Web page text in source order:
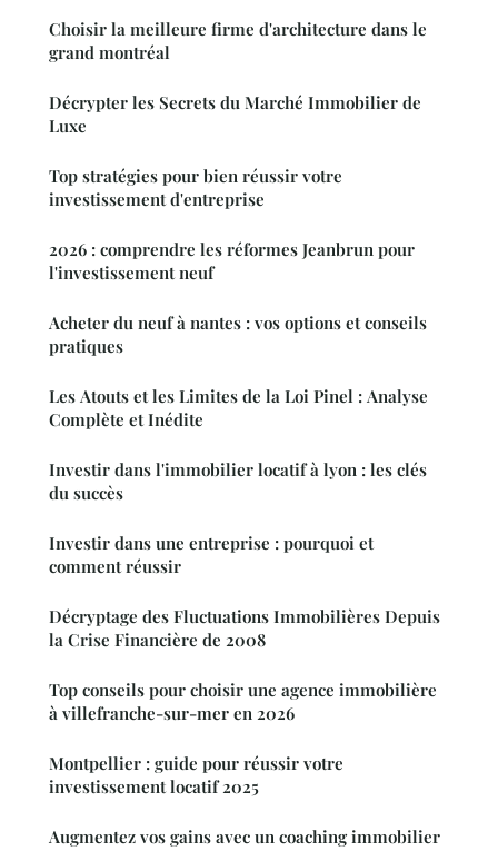
Choisir la meilleure firme d'architecture dans le
grand montréal
Décrypter les Secrets du Marché Immobilier de
Luxe
Top stratégies pour bien réussir votre
investissement d'entreprise
2026 : comprendre les réformes Jeanbrun pour
l'investissement neuf
Acheter du neuf à nantes : vos options et conseils
pratiques
Les Atouts et les Limites de la Loi Pinel : Analyse
Complète et Inédite
Investir dans l'immobilier locatif à lyon : les clés
du succès
Investir dans une entreprise : pourquoi et
comment réussir
Décryptage des Fluctuations Immobilières Depuis
la Crise Financière de 2008
Top conseils pour choisir une agence immobilière
à villefranche-sur-mer en 2026
Montpellier : guide pour réussir votre
investissement locatif 2025
Augmentez vos gains avec un coaching immobilier